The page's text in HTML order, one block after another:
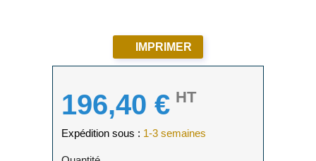
IMPRIMER
196,40 € HT
Expédition sous : 1-3 semaines